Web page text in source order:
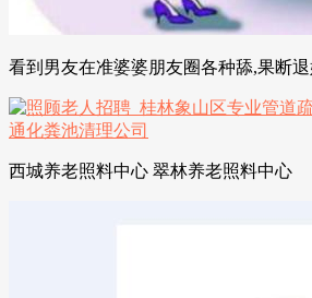
看到男友在准婆婆朋友圈各种舔,果断
西城养老照料中心 翠林养老照料中心